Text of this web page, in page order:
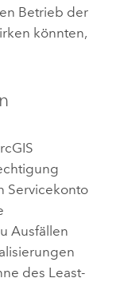
Betrieb der
könnten,
Servicekonto
Ausfällen
des Least-